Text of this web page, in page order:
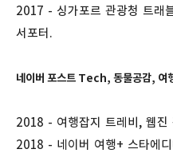
2017 - 싱가포르 관광청 트래
서포터.
네이버 포스트 Tech, 동물공감, 여
2018 - 여행잡지 트레비, 웹진
2018 - 네이버 여행+ 스타에